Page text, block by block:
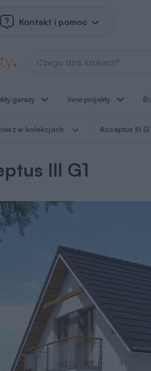
Kontakt i pomoc
Wyszukaj projekt
garaży Inne projekty
w kolekcjach Acceptus III G1
III G1